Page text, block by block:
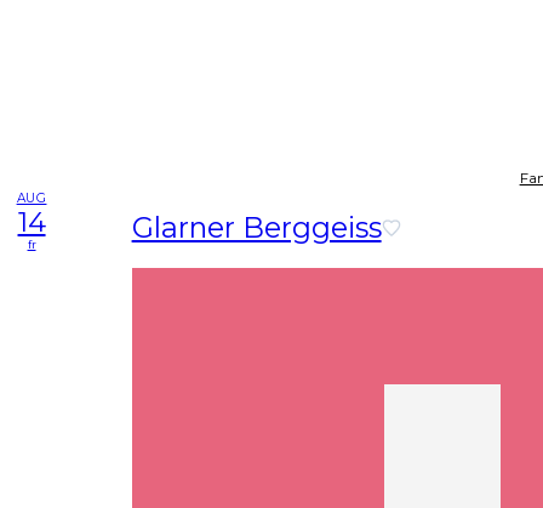
AUG
14
fr Glarner Berggeiss